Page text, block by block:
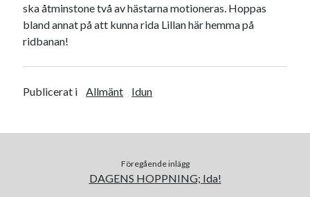
juni 2025
maj 2025
april 2025
januari 2025
ska åtminstone två av hästarna motioneras. Hoppas
bland annat på att kunna rida Lillan här hemma på
ridbanan!
Publicerat i Allmänt Idun
Föregående inlägg
DAGENS HOPPNING; Ida!